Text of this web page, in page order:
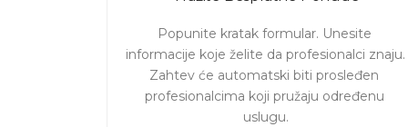
Popunite kratak formular. Unesite
informacije koje želite da profesionalci znaju.
Zahtev će automatski biti prosleđen
profesionalcima koji pružaju određenu
uslugu.